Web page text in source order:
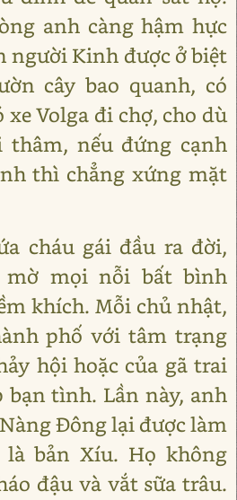
anh càng hậm hực
người Kinh được ở biệt
cây bao quanh, có
xe Volga đi chợ, cho dù
nếu đứng cạnh
thì chẳng xứng mặt
cháu gái đầu ra đời,
mờ mọi nỗi bất bình
khích. Mỗi chủ nhật,
phố với tâm trạng
hội hoặc của gã trai
tình. Lần này, anh
Đông lại được làm
là bản Xíu. Họ không
đậu và vắt sữa trâu.